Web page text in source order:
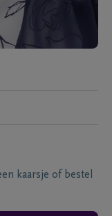
kaarsje of bestel